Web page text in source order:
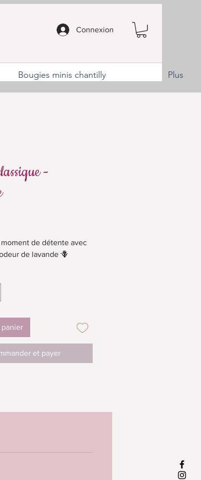
Connexion
Bougies minis chantilly Plus
-
de détente avec
de lavande 🪻
et payer